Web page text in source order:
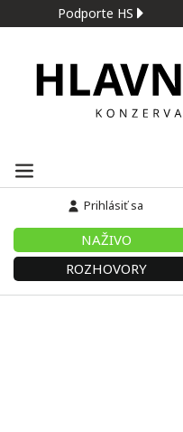
Podporte HS
Prihlásiť sa
NAŽIVO
ROZHOVORY